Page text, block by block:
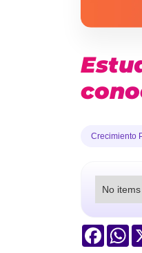
Crecimiento
No items